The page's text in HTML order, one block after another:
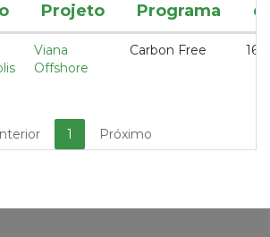
Projeto Programa
Viana
Offshore
Carbon Free
1 Próximo